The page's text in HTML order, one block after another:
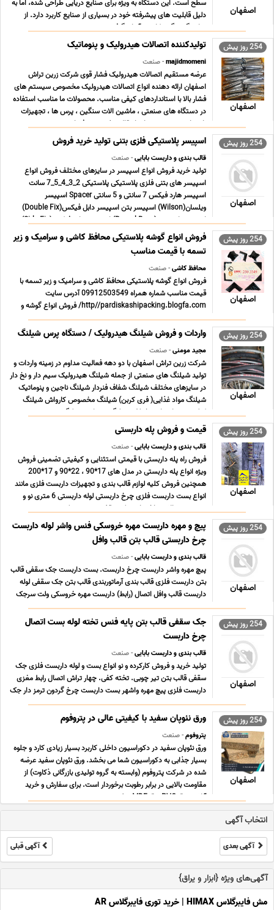
اصفهان
سطح است. این دستگاه به ویژه برای صنایع دریایی طراحی شده، اما به
دلیل قابلیت های پیشرفته خود در بسیاری از صنایع کاربرد دارد. از
نمایشگر بزرگ و کاربری آسان گرف ... ...
254 روز پیش
اصفهان
تولیدکننده اتصالات هیدرولیک و پنوماتیک
majidmomeni- صنعت
عرضه مستقیم اتصالات هیدرولیک فشار قوی شرکت زرین تراش
اصفهان ارائه دهنده انواع اتصالات هیدرولیک مخصوص سیستم های
فشار بالا با استانداردهای کیفی مناسب. محصولات ما مناسب استفاده
در دستگاه های صنعتی ، ماشین الات سنگین ، پرس ها ، تجهیزات
راهسازی و سیستم های انتقال روغن تحت فشار هستند. ... ...
254 روز پیش
اصفهان
اسپیسر پلاستیکی فلزی بتنی تولید خرید فروش
قالب بندی و داربست بابایی- صنعت
تولید خرید فروش انواع اسپیسر در سایزهای مختلف فروش انواع
اسپیسر های بتنی فلزی پلاستیکی پلاستیکی 2_3_4_5_7 سانت
اسپیسر هارد فیکس 7 سانتی و 5 سانتی Spacer اسپیسر
ویلسان(Wilson) اسپیسر بتن اسپیسر دابل فیکس(Double Fix)
اسپیسر راند بیس(Round Base) اسپیسر ساید فیکس(Side Fix)
اسپیسر فلت ... ...
254 روز پیش
اصفهان
فروش انواع گوشه پلاستیکی محافظ کاشی و سرامیک و زیر
تسمه با قیمت مناسب
محافظ کاشی- صنعت
فروش انواع گوشه پلاستیکی محافظ کاشی و سرامیک و زیر تسمه با
قیمت مناسب شماره همراه 09912503549 آدرس سایت
http//pardiskashipacking.blogfa.com/ فروش انواع گوشه و
بغل بند محافظ مخصوص بسته بندی کاشی و سرامیک و سنگ
همچنین فروش زیر تسمه مخصوص تسمه کشی در بسته بندی ارسال
254 روز پیش
اصفهان
واردات و فروش شیلنگ هیدرولیک / دستگاه پرس شیلنگ
مجید مومنی- صنعت
شرکت زرین تراش اصفهان با دو دهه فعالیت مداوم در زمینه واردات و
تولید شیلنگ های صنعتی از جمله شیلنگ هیدرولیک سیم دار و نخ دار
در سایزهای مختلف شیلنگ شفاف فنردار شیلنگ ناجین و پنوماتیک
شیلنگ مواد غذایی( فری کربن) شیلنگ مخصوص کارواش شیلنگ
کولری در سایزهای مختلف شیلنگ سمپاش شیلنگ ... ...
254 روز پیش
اصفهان
قیمت و فروش پله داربستی
قالب بندی و داربست بابایی- صنعت
فروش راه پله داربستی با قیمتی استثنایی و کیفیتی تضمینی فروش
ویژه انواع پله داربستی در مدل های 17*90 ، 22*90 و 17*200
همچنین فروش کلیه لوازم قالب بندی و تجهیزات داربست فلزی مانند
انواع بست داربست فلزی چرخ داربستی لوله داربستی 6 متری نو و
دست دوم بالابر ساختمانی جک سقفی و تعمیر جک ... ...
254 روز پیش
اصفهان
پیچ و مهره داربست مهره خروسکی فنس واشر لوله داربست
چرخ داربستی قالب بتن قالب وافل
قالب بندی و داربست بابایی- صنعت
پیچ مهره واشر داربست چرخ داربست. بست داربست جک سقفی قالب
بتن داربست فلزی قالب بندی آرماتوربندی قالب بتن جک سقفی لوله
داربست قالب وافل اتصال (رابط) داربست مهره خروسکی ولت سرجک
تنظیمی سولجر پین گوه بست قائم بست دوپیچ بست تک پیچ بست
گردون اجرای فنس پایه فنس فلزی و بتنی خرید ،فروش و ... ...
254 روز پیش
اصفهان
جک سقفی قالب بتن پایه فنس تخته لوله بست اتصال
چرخ داربست
قالب بندی و داربست بابایی- صنعت
تولید خرید و فروش کارکرده و نو انواع بست و لوله داربست فلزی جک
سقفی قالب بتن تیر چوبی. تخته کفی. چهار تراش اتصال رابط مغزی
داربست فلزی پیچ مهره واشهر بست داربست چرخ گردون ترمز دار جک
تنظیمی تخته بنایی زیری پای قالی پیم گوه چنگک مهره خروسکی فنس
پایه فنس پایه داربست درخت انگور یا م ... ...
254 روز پیش
اصفهان
ورق نئوپان سفید با کیفیتی عالی در پتروفوم
پتروفوم- صنعت
ورق نئوپان سفید در دکوراسیون داخلی کاربرد بسیار زیادی کارد و جلوه
بسیار جذابی به دکوراسیون شما می بخشد. ورق نئوپان سفید عرضه
شده در شرکت پتروفوم (وابسته به گروه تولیدی بازرگانی ذکاوت) از
مقاومت بالایی در برابر رطوبت برخوردار است. برای سفارش و خرید
آنلاین ورق PVC ورق MDF سفید ور ... ...
انتخاب آگهی
آگهی بعدی آگهی قبلی
آگهی‌های ویژه {ابزار و یراق}
مش فایبرگلاس HIMAX | خرید توری فایبرگلاس AR